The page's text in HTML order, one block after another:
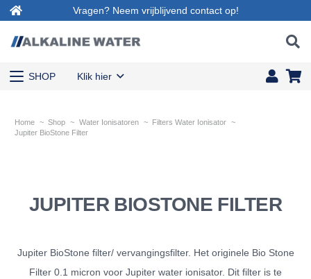
Vragen? Neem vrijblijvend contact op!
SHOP Klik hier
Home ~ Shop ~ Water Ionisatoren ~ Filters Water Ionisator ~
Jupiter BioStone Filter
JUPITER BIOSTONE FILTER
Jupiter BioStone filter/ vervangingsfilter. Het originele Bio Stone
Filter 0.1 micron voor Jupiter water ionisator. Dit filter is te